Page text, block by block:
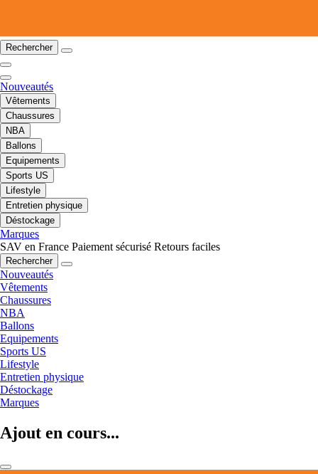
Rechercher
Nouveautés
Vêtements
Chaussures
NBA
Ballons
Equipements
Sports US
Lifestyle
Entretien physique
Déstockage
Marques
SAV en France Paiement sécurisé Retours faciles
Rechercher
Nouveautés
Vêtements
Chaussures
NBA
Ballons
Equipements
Sports US
Lifestyle
Entretien physique
Déstockage
Marques
Ajout en cours...